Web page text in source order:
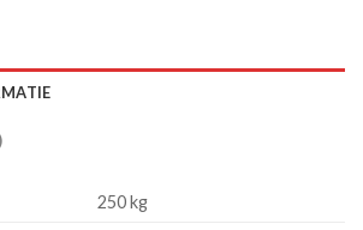
250 kg